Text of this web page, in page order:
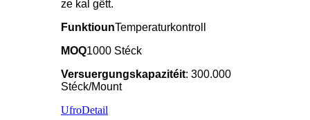
ze kal gëtt.
FunktiounTemperaturkontroll
MOQ1000 Stéck
Versuergungskapazitéit: 300.000
Stéck/Mount
UfroDetail